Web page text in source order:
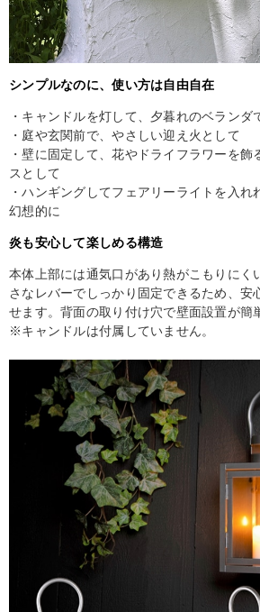
シンプルなのに、使い方は自由自在
・キャンドルを灯して、夕暮れのベランダ
・庭や玄関前で、やさしい迎え火として
・壁に固定して、花やドライフラワーを飾
スとして
・ハンギングしてフェアリーライトを入
幻想的に
炎も安心して楽しめる構造
本体上部には通気口があり熱がこもりにく
さなレバーでしっかり固定できるため、安
せます。背面の取り付け穴で壁面設置が簡
※キャンドルは付属していません。